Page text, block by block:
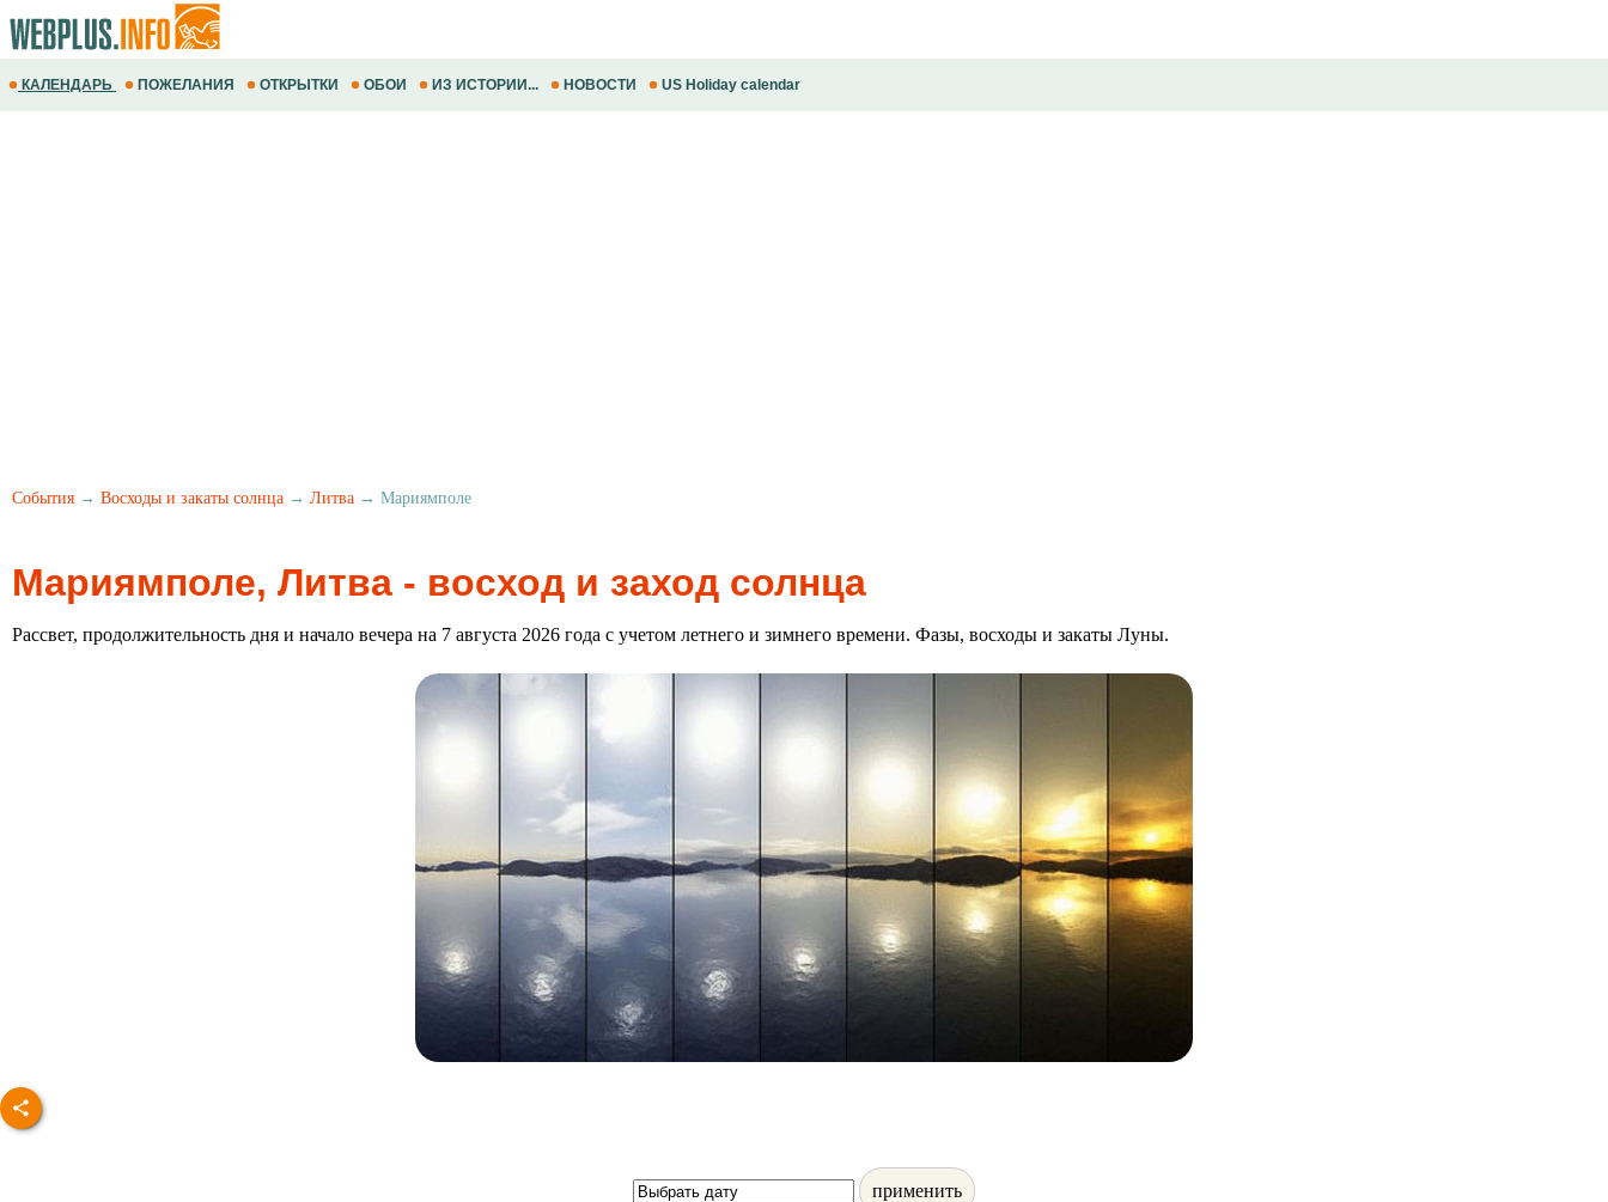
КАЛЕНДАРЬ ПОЖЕЛАНИЯ ОТКРЫТКИ ОБОИ ИЗ ИСТОРИИ... НОВОСТИ US Holiday calendar
События → Восходы и закаты солнца → Литва → Мариямполе
Мариямполе, Литва - восход и заход солнца
Рассвет, продолжительность дня и начало вечера на 7 августа 2026 года с учетом летнего и зимнего времени. Фазы, восходы и закаты Луны.
применить